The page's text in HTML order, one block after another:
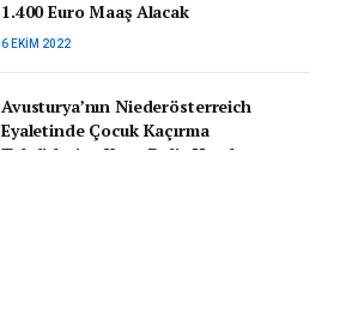
1.400 Euro Maaş Alacak
6 EKIM 2022
Avusturya’nın Niederösterreich
Eyaletinde Çocuk Kaçırma
Tehditlerine Karşı Polis Harekete